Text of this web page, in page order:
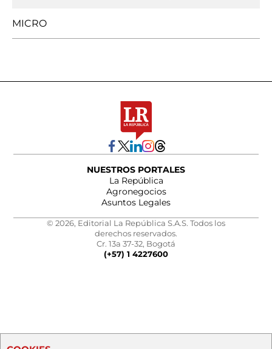
MICRO
NUESTROS PORTALES
La República
Agronegocios
Asuntos Legales
© 2026, Editorial La República S.A.S. Todos los
derechos reservados.
Cr. 13a 37-32, Bogotá
(+57) 1 4227600